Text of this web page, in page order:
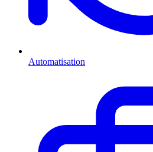
Automatisation